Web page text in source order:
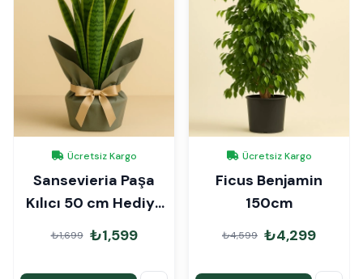
Ücretsiz Kargo
Sansevieria Paşa
Kılıcı 50 cm Hediye
Paketli
₺1,699 ₺1,599
Ücretsiz Kargo
Ficus Benjamin
150cm
₺4,599 ₺4,299